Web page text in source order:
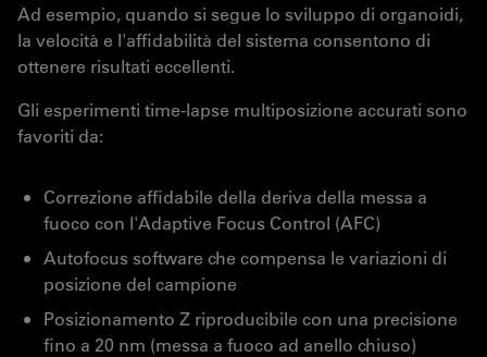
Ad esempio, quando si segue lo sviluppo di organoidi,
la velocità e l'affidabilità del sistema consentono di
ottenere risultati eccellenti.
Gli esperimenti time-lapse multiposizione accurati sono
favoriti da:
Correzione affidabile della deriva della messa a
fuoco con l'Adaptive Focus Control (AFC)
Autofocus software che compensa le variazioni di
posizione del campione
Posizionamento Z riproducibile con una precisione
fino a 20 nm (messa a fuoco ad anello chiuso)